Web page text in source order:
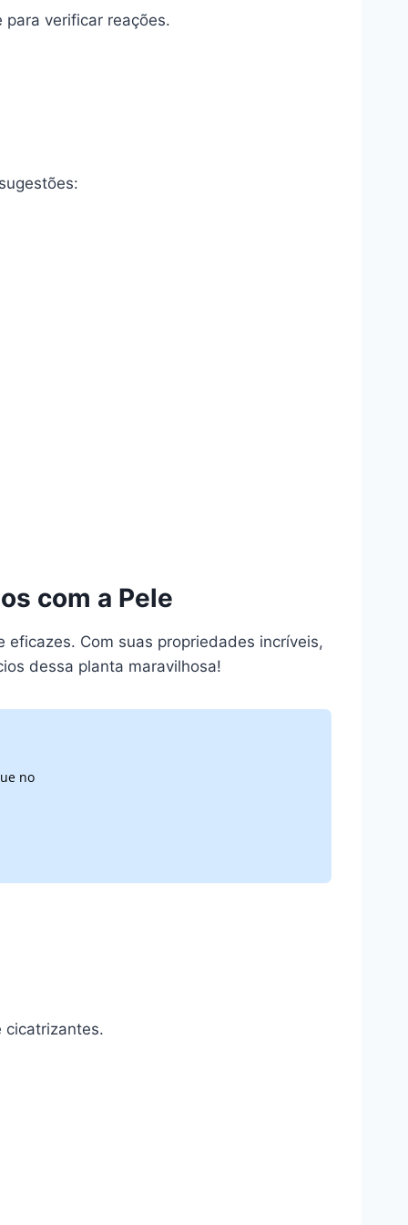
verificar reações.
com a Pele
Com suas propriedades incríveis,
dessa planta maravilhosa!
no
cicatrizantes.